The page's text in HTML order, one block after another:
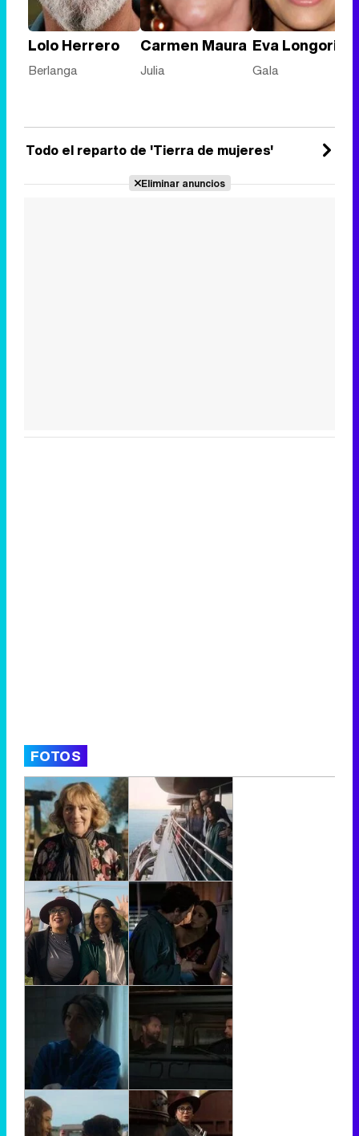
Lolo Herrero
Berlanga
Carmen Maura
Julia
Eva Longoria
Gala
Todo el reparto de 'Tierra de mujeres'
Eliminar anuncios
FOTOS